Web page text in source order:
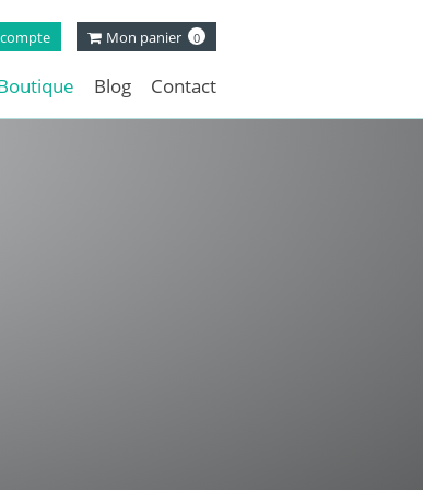
Mon panier 0
Blog Contact